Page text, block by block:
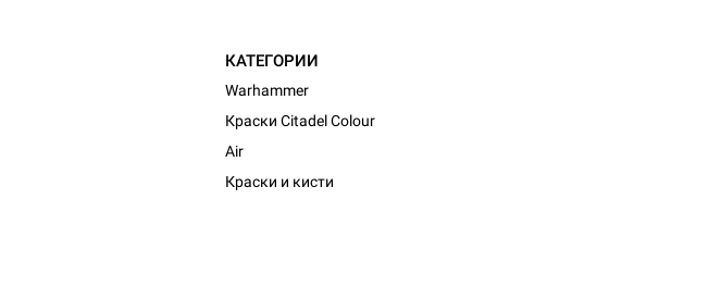
КАТЕГОРИИ
Warhammer
Краски Citadel Colour
Air
Краски и кисти